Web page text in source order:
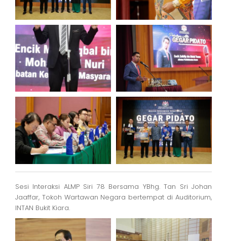
Sesi Interaksi ALMP Siri 78 Bersama YBhg. Tan Sri Johan
Jaaffar, Tokoh Wartawan Negara bertempat di Auditorium,
INTAN Bukit Kiara.